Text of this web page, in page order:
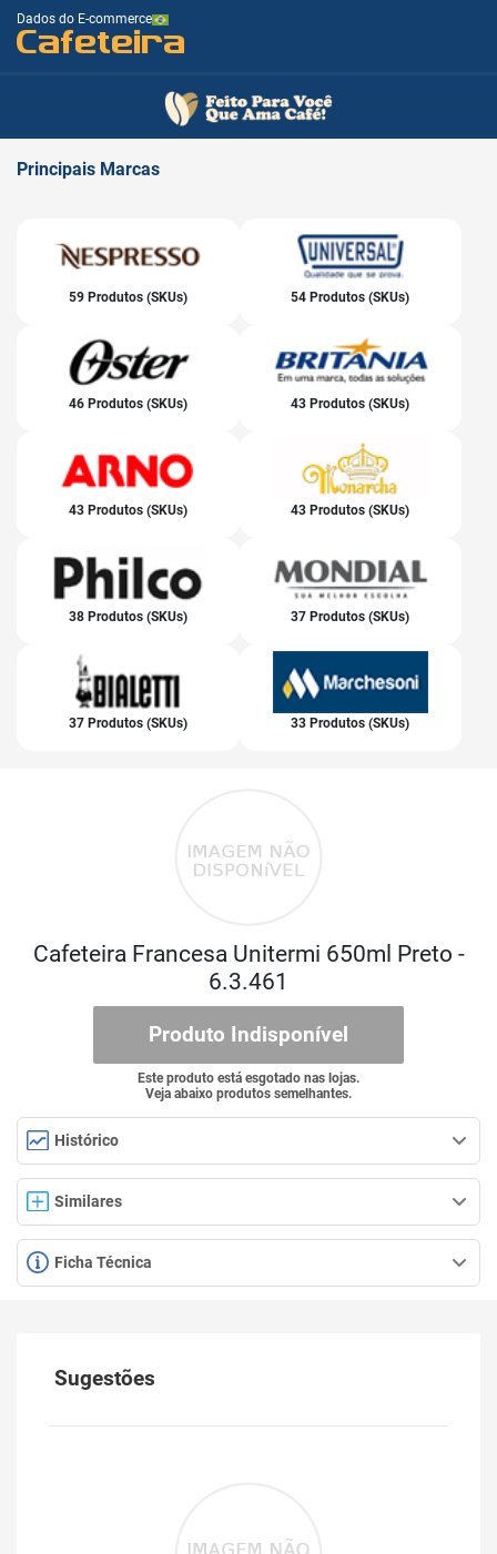
Dados do E-commerce
Cafeteira
Principais Marcas
59 Produtos (SKUs) 54 Produtos (SKUs)
46 Produtos (SKUs) 43 Produtos (SKUs)
43 Produtos (SKUs) 43 Produtos (SKUs)
38 Produtos (SKUs) 37 Produtos (SKUs)
37 Produtos (SKUs) 33 Produtos (SKUs)
Cafeteira Francesa Unitermi 650ml Preto -
6.3.461
Produto Indisponível
Este produto está esgotado nas lojas.
Veja abaixo produtos semelhantes.
Histórico
Similares
Ficha Técnica
Sugestões